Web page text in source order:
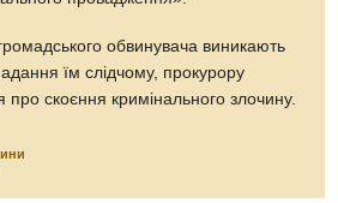
обвинувача виникають
їм слідчому, прокурору
про скоєння кримінального злочину.